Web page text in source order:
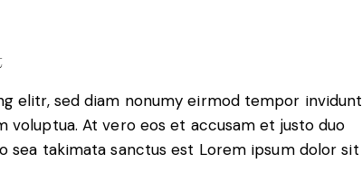
elitr, sed diam nonumy eirmod tempor invidunt
voluptua. At vero eos et accusam et justo duo
sea takimata sanctus est Lorem ipsum dolor sit